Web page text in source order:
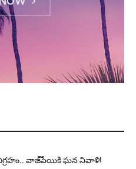
వాజ్‌పేయికి ఘన నివాళి!